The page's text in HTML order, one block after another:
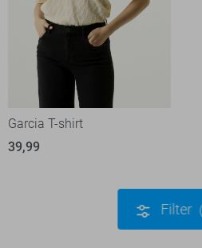
Garcia T-shirt
39,99
Filter